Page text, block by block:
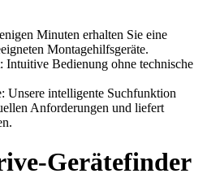
Minuten erhalten Sie eine
Montagehilfsgeräte.
Bedienung ohne technische
Unsere intelligente Suchfunktion
Anforderungen und liefert
Gerätefinder